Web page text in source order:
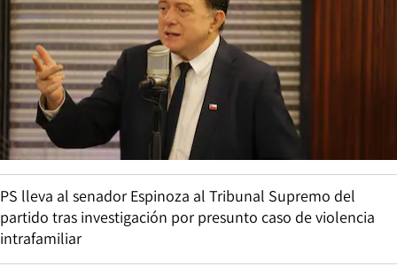
PS lleva al senador Espinoza al Tribunal Supremo del
partido tras investigación por presunto caso de violencia
intrafamiliar